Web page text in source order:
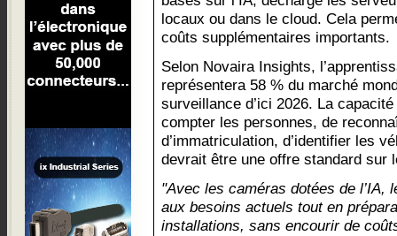
locaux ou dans le cloud. Cela
coûts supplémentaires importants.
Selon Novaira Insights,
représentera 58 % du marché
surveillance d’ici 2026. La
compter les personnes, de
d’immatriculation, d’identifier les
devrait être une offre standard sur
"Avec les caméras dotées de l’IA,
aux besoins actuels tout en
installations, sans encourir de